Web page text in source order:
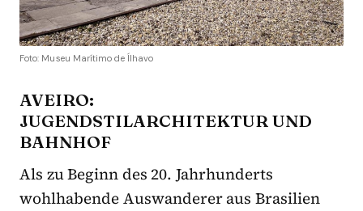
Foto: Museu Marítimo de Ílhavo
AVEIRO:
JUGENDSTILARCHITEKTUR UND
BAHNHOF
Als zu Beginn des 20. Jahrhunderts
wohlhabende Auswanderer aus Brasilien